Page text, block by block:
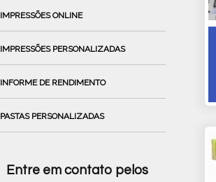
IMPRESSÕES ONLINE
IMPRESSÕES PERSONALIZADAS
INFORME DE RENDIMENTO
PASTAS PERSONALIZADAS
Entre em contato pelos